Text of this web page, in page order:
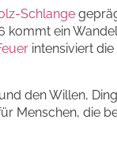
Schlange
kommt ein
intensiviert
den Willen,
Menschen, die